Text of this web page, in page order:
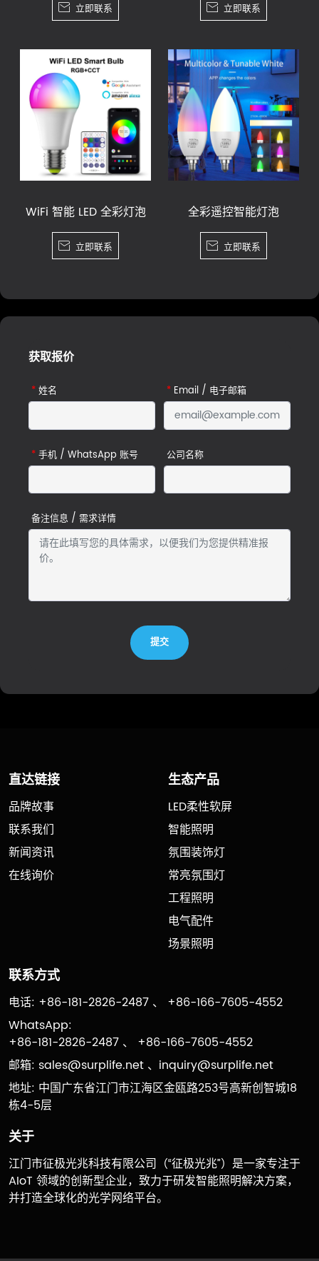
 立即联系  立即联系
WiFi 智能 LED 全彩灯泡
 立即联系
全彩遥控智能灯泡
 立即联系
获取报价
*姓名 * Email / 电子邮箱
*手机 / WhatsApp 账号 公司名称
备注信息 / 需求详情
提交
直达链接
品牌故事
联系我们
新闻资讯
在线询价
生态产品
LED柔性软屏
智能照明
氛围装饰灯
常亮氛围灯
工程照明
电气配件
场景照明
联系方式
电话: +86-181-2826-2487 、 +86-166-7605-4552
WhatsApp:
+86-181-2826-2487 、 +86-166-7605-4552
邮箱: sales@surplife.net 、 inquiry@surplife.net
地址: 中国广东省江门市江海区金瓯路253号高新创智城18
栋4-5层
关于
江门市征极光兆科技有限公司（“征极光兆”）是一家专注于
AIoT 领域的创新型企业，致力于研发智能照明解决方案，
并打造全球化的光学网络平台。